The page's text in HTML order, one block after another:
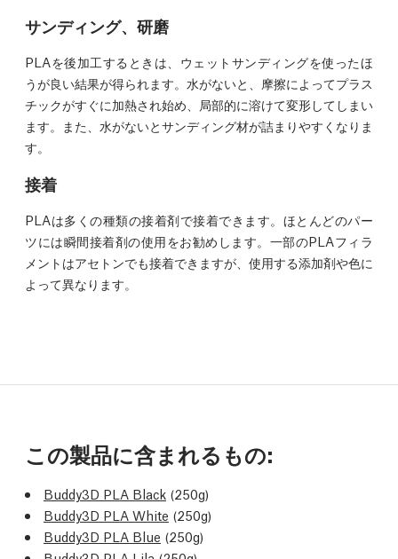
サンディング、研磨
PLAを後加工するときは、ウェットサンディングを使ったほ
うが良い結果が得られます。水がないと、摩擦によってプラス
チックがすぐに加熱され始め、局部的に溶けて変形してしまい
ます。また、水がないとサンディング材が詰まりやすくなりま
す。
接着
PLAは多くの種類の接着剤で接着できます。ほとんどのパー
ツには瞬間接着剤の使用をお勧めします。一部のPLAフィラ
メントはアセトンでも接着できますが、使用する添加剤や色に
よって異なります。
この製品に含まれるもの:
Buddy3D PLA Black (250g)
Buddy3D PLA White (250g)
Buddy3D PLA Blue (250g)